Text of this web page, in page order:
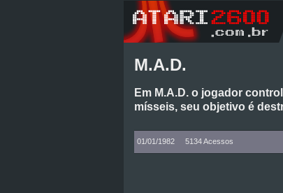
M.A.D.
Em M.A.D. o jogador
mísseis, seu objetivo é
01/01/1982 5134 Acessos